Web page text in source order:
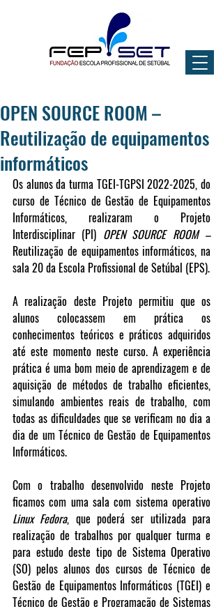
OPEN SOURCE ROOM –
Reutilização de equipamentos
informáticos
Os alunos da turma TGEI-TGPSI 2022-2025, do
curso de Técnico de Gestão de Equipamentos
Informáticos, realizaram o Projeto
Interdisciplinar (PI) OPEN SOURCE ROOM –
Reutilização de equipamentos informáticos, na
sala 20 da Escola Profissional de Setúbal (EPS).
A realização deste Projeto permitiu que os
alunos colocassem em prática os
conhecimentos teóricos e práticos adquiridos
até este momento neste curso. A experiência
prática é uma bom meio de aprendizagem e de
aquisição de métodos de trabalho eficientes,
simulando ambientes reais de trabalho, com
todas as dificuldades que se verificam no dia a
dia de um Técnico de Gestão de Equipamentos
Informáticos.
Com o trabalho desenvolvido neste Projeto
Linux Fedora, que poderá ser utilizada para
realização de trabalhos por qualquer turma e
para estudo deste tipo de Sistema Operativo
(SO) pelos alunos dos cursos de Técnico de
Gestão de Equipamentos Informáticos (TGEI) e
Técnico de Gestão e Programação de Sistemas